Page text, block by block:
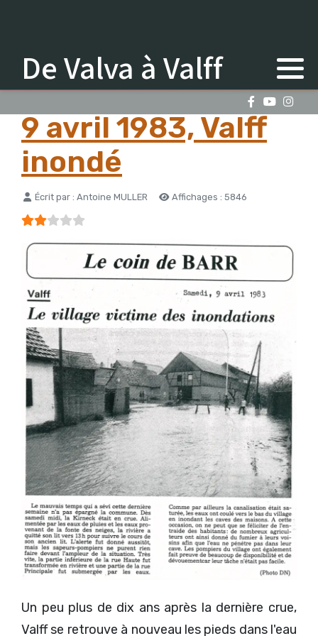
De Valva à Valff
9 avril 1983, Valff
inondé
Détails
Écrit par : Antoine MULLER Affichages : 5846
Vote utilisateur:
Un peu plus de dix ans après la dernière crue,
Valff se retrouve à nouveau les pieds dans l'eau